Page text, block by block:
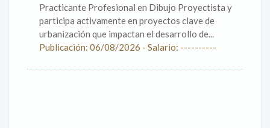
Practicante Profesional en Dibujo Proyectista y
participa activamente en proyectos clave de
urbanización que impactan el desarrollo de...
Publicación: 06/08/2026 - Salario: ----------